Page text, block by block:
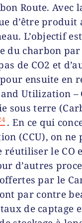
Route. Avec
d’être produit
L’objectif
du charbon par
de CO2 et
pour ensuite en
Utilization –
sous terre (
. En ce qui
(CCU), on ne
le CO
d’autres
par le
par contre
de captage